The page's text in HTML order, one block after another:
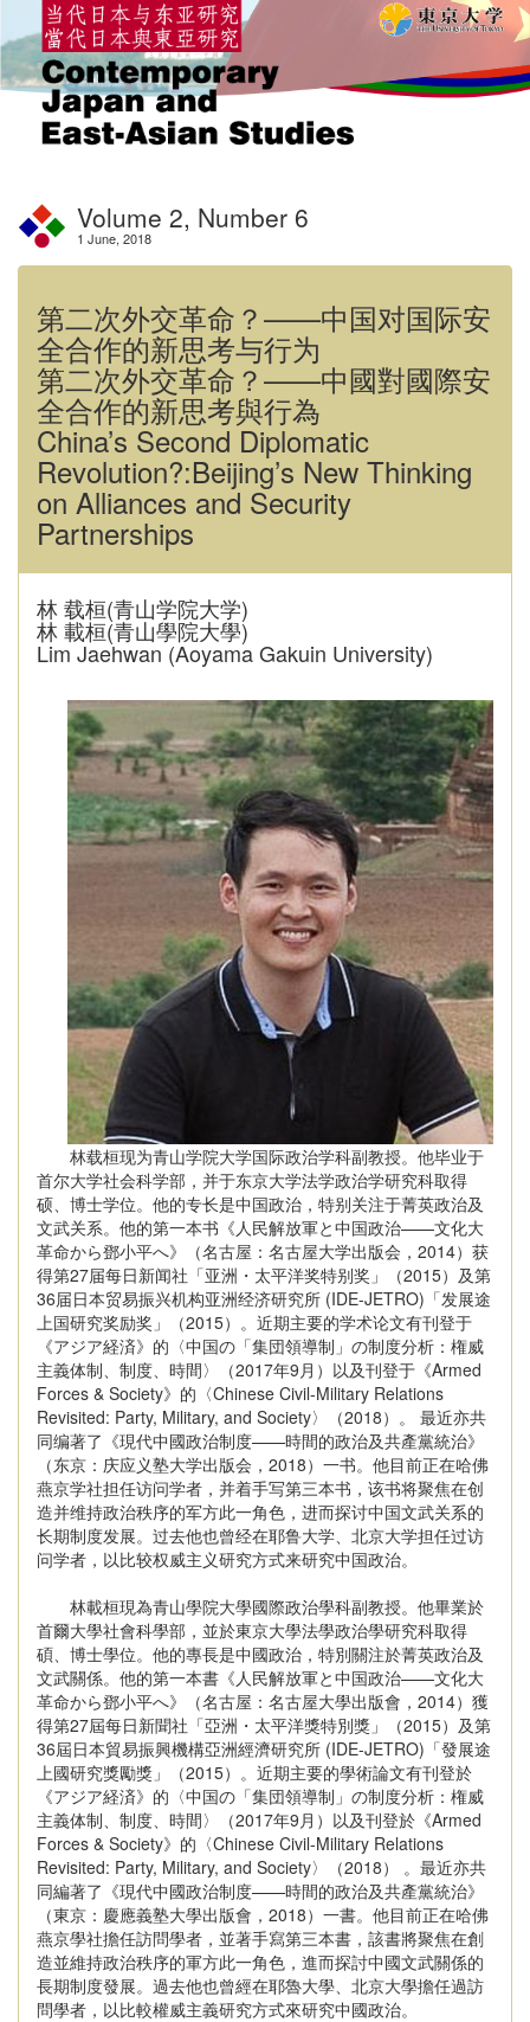
Volume 2, Number 6
1 June, 2018
第二次外交革命？——中国对国际安
全合作的新思考与行为
第二次外交革命？——中國對國際安
全合作的新思考與行為
China’s Second Diplomatic
Revolution?:Beijing’s New Thinking
on Alliances and Security
Partnerships
林 载桓(青山学院大学)
林 載桓(青山學院大學)
Lim Jaehwan (Aoyama Gakuin University)
林载桓现为青山学院大学国际政治学科副教授。他毕业于
首尔大学社会科学部，并于东京大学法学政治学研究科取得
硕、博士学位。他的专长是中国政治，特别关注于菁英政治及
文武关系。他的第一本书《人民解放軍と中国政治——文化大
革命から鄧小平へ》（名古屋：名古屋大学出版会，2014）获
得第27届每日新闻社「亚洲・太平洋奖特别奖」（2015）及第
36届日本贸易振兴机构亚洲经济研究所 (IDE-JETRO)「发展途
上国研究奖励奖」（2015）。近期主要的学术论文有刊登于
《アジア経済》的〈中国の「集団領導制」の制度分析：権威
主義体制、制度、時間〉（2017年9月）以及刊登于《Armed
Forces & Society》的〈Chinese Civil-Military Relations
Revisited: Party, Military, and Society〉（2018）。 最近亦共
同编著了《現代中國政治制度——時間的政治及共產黨統治》
（东京：庆应义塾大学出版会，2018）一书。他目前正在哈佛
燕京学社担任访问学者，并着手写第三本书，该书将聚焦在创
造并维持政治秩序的军方此一角色，进而探讨中国文武关系的
长期制度发展。过去他也曾经在耶鲁大学、北京大学担任过访
问学者，以比较权威主义研究方式来研究中国政治。
林載桓現為青山學院大學國際政治學科副教授。他畢業於
首爾大學社會科學部，並於東京大學法學政治學研究科取得
碩、博士學位。他的專長是中國政治，特別關注於菁英政治及
文武關係。他的第一本書《人民解放軍と中国政治——文化大
革命から鄧小平へ》（名古屋：名古屋大學出版會，2014）獲
得第27屆每日新聞社「亞洲・太平洋獎特別獎」（2015）及第
36屆日本貿易振興機構亞洲經濟研究所 (IDE-JETRO)「發展途
上國研究獎勵獎」（2015）。近期主要的學術論文有刊登於
《アジア経済》的〈中国の「集団領導制」の制度分析：権威
主義体制、制度、時間〉（2017年9月）以及刊登於《Armed
Forces & Society》的〈Chinese Civil-Military Relations
Revisited: Party, Military, and Society〉（2018） 。最近亦共
同編著了《現代中國政治制度——時間的政治及共產黨統治》
（東京：慶應義塾大學出版會，2018）一書。他目前正在哈佛
燕京學社擔任訪問學者，並著手寫第三本書，該書將聚焦在創
造並維持政治秩序的軍方此一角色，進而探討中國文武關係的
長期制度發展。過去他也曾經在耶魯大學、北京大學擔任過訪
問學者，以比較權威主義研究方式來研究中國政治。